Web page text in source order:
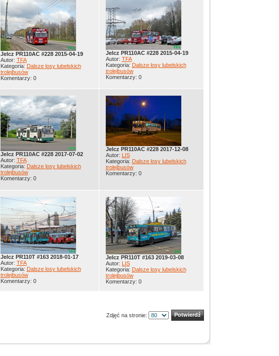
Jelcz PR110AC #228 2015-04-19
Autor: TFA
Kategoria: Dalsze losy lubelskich
trolejbusów
Komentarzy: 0
Jelcz PR110AC #228 2015-04-19
Autor: TFA
Kategoria: Dalsze losy lubelskich
trolejbusów
Komentarzy: 0
Jelcz PR110AC #228 2017-07-02
Autor: TFA
Kategoria: Dalsze losy lubelskich
trolejbusów
Komentarzy: 0
Jelcz PR110AC #228 2017-12-08
Autor: LIS
Kategoria: Dalsze losy lubelskich
trolejbusów
Komentarzy: 0
Jelcz PR110T #163 2018-01-17
Autor: TFA
Kategoria: Dalsze losy lubelskich
trolejbusów
Komentarzy: 0
Jelcz PR110T #163 2019-03-08
Autor: LIS
Kategoria: Dalsze losy lubelskich
trolejbusów
Komentarzy: 0
Zdjęć na stronie: